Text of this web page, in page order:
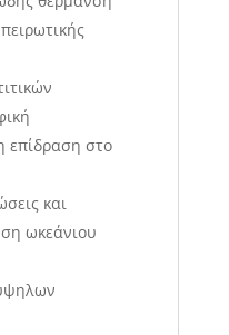
επίδραση στο
και
ωκεάνιου